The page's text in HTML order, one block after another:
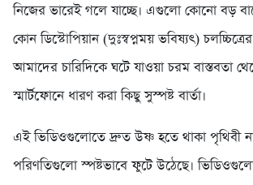
নিজের ভারেই গলে যাচ্ছে। এগুলো কোনো বড়
কোন ডিস্টোপিয়ান (দুঃস্বপ্নময় ভবিষ্যৎ)
আমাদের চারিদিকে ঘটে যাওয়া চরম বাস্তবতা
স্মার্টফোনে ধারণ করা কিছু সুস্পষ্ট বার্তা।
এই ভিডিওগুলোতে দ্রুত উষ্ণ হতে থাকা পৃথিবী
পরিণতিগুলো স্পষ্টভাবে ফুটে উঠেছে।